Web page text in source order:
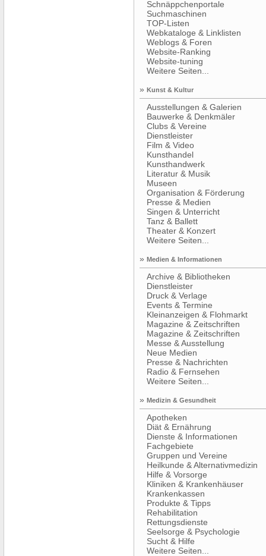
Schnäppchenportale
Suchmaschinen
TOP-Listen
Webkataloge & Linklisten
Weblogs & Foren
Website-Ranking
Website-tuning
Weitere Seiten...
» Kunst & Kultur
Ausstellungen & Galerien
Bauwerke & Denkmäler
Clubs & Vereine
Dienstleister
Film & Video
Kunsthandel
Kunsthandwerk
Literatur & Musik
Museen
Organisation & Förderung
Presse & Medien
Singen & Unterricht
Tanz & Ballett
Theater & Konzert
Weitere Seiten...
» Medien & Informationen
Archive & Bibliotheken
Dienstleister
Druck & Verlage
Events & Termine
Kleinanzeigen & Flohmarkt
Magazine & Zeitschriften
Magazine & Zeitschriften
Messe & Ausstellung
Neue Medien
Presse & Nachrichten
Radio & Fernsehen
Weitere Seiten...
» Medizin & Gesundheit
Apotheken
Diät & Ernährung
Dienste & Informationen
Fachgebiete
Gruppen und Vereine
Heilkunde & Alternativmedizin
Hilfe & Vorsorge
Kliniken & Krankenhäuser
Krankenkassen
Produkte & Tipps
Rehabilitation
Rettungsdienste
Seelsorge & Psychologie
Sucht & Hilfe
Weitere Seiten...